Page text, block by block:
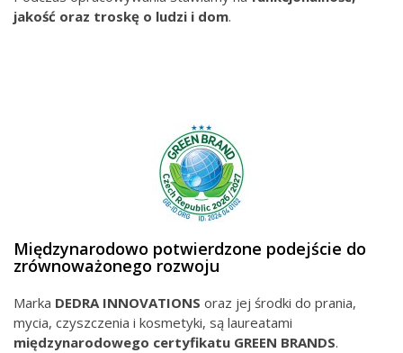
jakość oraz troskę o ludzi i dom.
Międzynarodowo potwierdzone podejście do
zrównoważonego rozwoju
Marka DEDRA INNOVATIONS oraz jej środki do prania,
mycia, czyszczenia i kosmetyki, są laureatami
międzynarodowego certyfikatu GREEN BRANDS.